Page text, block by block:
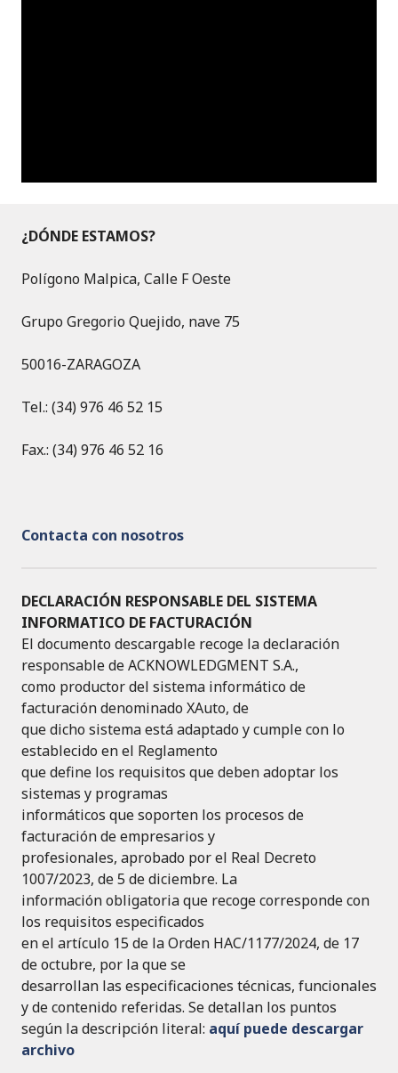
¿DÓNDE ESTAMOS?
Polígono Malpica, Calle F Oeste
Grupo Gregorio Quejido, nave 75
50016-ZARAGOZA
Tel.: (34) 976 46 52 15
Fax.: (34) 976 46 52 16
Contacta con nosotros
DECLARACIÓN RESPONSABLE DEL SISTEMA
INFORMATICO DE FACTURACIÓN
El documento descargable recoge la declaración
responsable de ACKNOWLEDGMENT S.A.,
como productor del sistema informático de
facturación denominado XAuto, de
que dicho sistema está adaptado y cumple con lo
establecido en el Reglamento
que define los requisitos que deben adoptar los
sistemas y programas
informáticos que soporten los procesos de
facturación de empresarios y
profesionales, aprobado por el Real Decreto
1007/2023, de 5 de diciembre. La
información obligatoria que recoge corresponde con
los requisitos especificados
en el artículo 15 de la Orden HAC/1177/2024, de 17
de octubre, por la que se
desarrollan las especificaciones técnicas, funcionales
y de contenido referidas. Se detallan los puntos
según la descripción literal: aquí puede descargar
archivo